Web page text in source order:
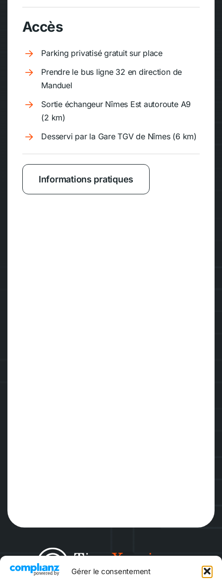
Gérer le consentement
Accès
Parking privatisé gratuit sur place
Prendre le bus ligne 32 en direction de
Manduel
Sortie échangeur Nîmes Est autoroute A9
(2 km)
Desservi par la Gare TGV de Nîmes (6 km)
Informations pratiques